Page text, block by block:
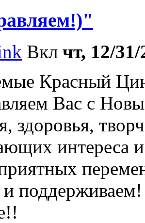
Вкл чт, 12/
Красный
Вас с
здоровья,
интереса